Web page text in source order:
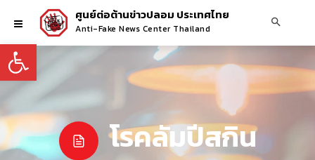
Open toolbar
ศูนย์ต่อต้านข่าวปลอม ประเทศไทย
Anti-Fake News Center Thailand
โรคลัมปีสกิน